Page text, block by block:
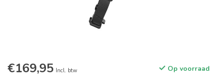
€169,95 Incl. btw Op voorraad